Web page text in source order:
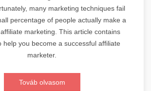
many marketing techniques fail
percentage of people actually make a
marketing. This article contains
help you become a successful affiliate
marketer.
Továb olvasom